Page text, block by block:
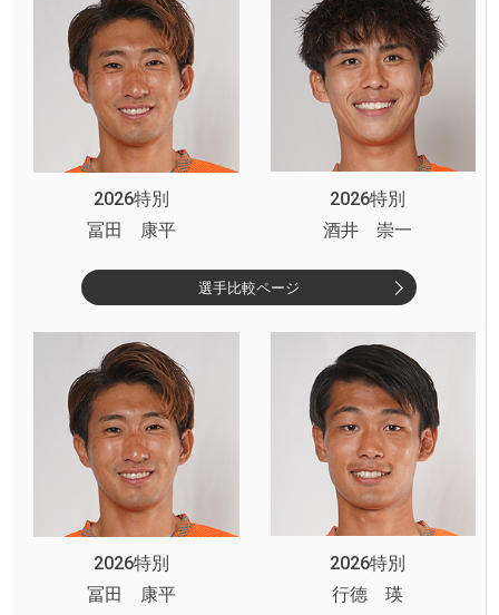
2026特別
2026特別
冨田 康平
酒井 崇一
選手比較ページ
2026特別
2026特別
冨田 康平
行德 瑛